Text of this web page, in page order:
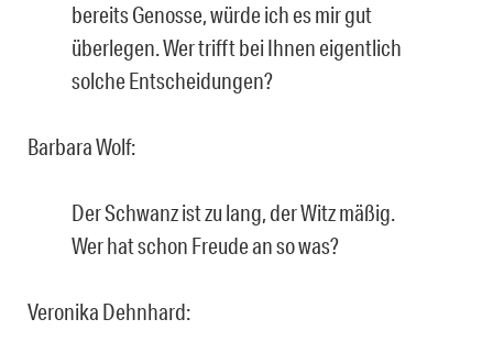
bereits Genosse, würde ich es mir gut
überlegen. Wer trifft bei Ihnen eigentlich
solche Entscheidungen?
Barbara Wolf:
Der Schwanz ist zu lang, der Witz mäßig.
Wer hat schon Freude an so was?
Veronika Dehnhard: